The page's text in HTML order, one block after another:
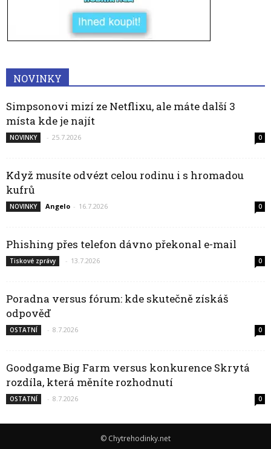
NOVINKY
Simpsonovi mizí ze Netflixu, ale máte další 3
místa kde je najít
NOVINKY - 25.7.2026 0
Když musíte odvézt celou rodinu i s hromadou
kufrů
NOVINKY Angelo - 16.7.2026 0
Phishing přes telefon dávno překonal e-mail
Tiskové zprávy - 13.7.2026 0
Poradna versus fórum: kde skutečně získáš
odpověď
OSTATNÍ - 8.7.2026 0
Goodgame Big Farm versus konkurence Skrytá
rozdíla, která měníte rozhodnutí
OSTATNÍ - 8.7.2026 0
© Chytrehodinky.net